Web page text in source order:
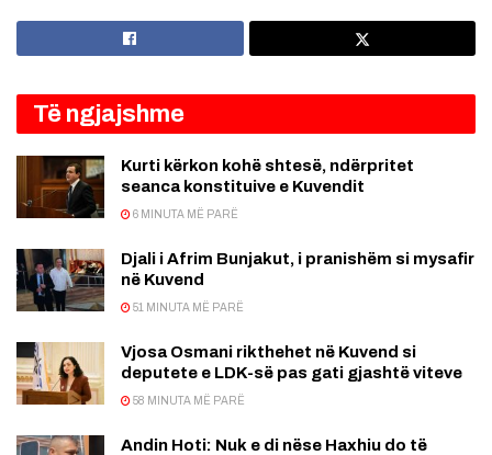
Të ngjajshme
Kurti kërkon kohë shtesë, ndërpritet
seanca konstituive e Kuvendit
6 MINUTA MË PARË
Djali i Afrim Bunjakut, i pranishëm si mysafir
në Kuvend
51 MINUTA MË PARË
Vjosa Osmani rikthehet në Kuvend si
deputete e LDK-së pas gati gjashtë viteve
58 MINUTA MË PARË
Andin Hoti: Nuk e di nëse Haxhiu do të